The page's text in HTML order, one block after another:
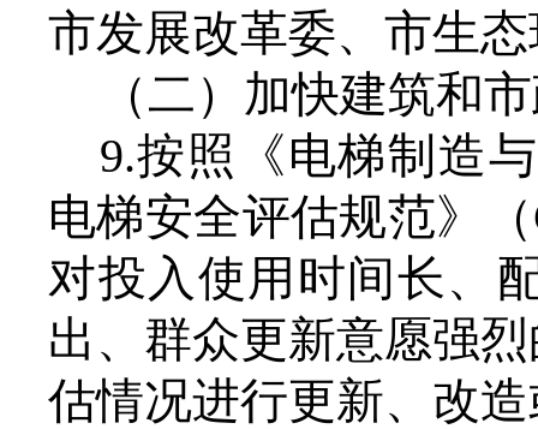
市发展改革委、市生
（二）加快建筑和
9.按照《电梯制造
电梯安全评估规范》
对投入使用时间长、
出、群众更新意愿强
估情况进行更新、改